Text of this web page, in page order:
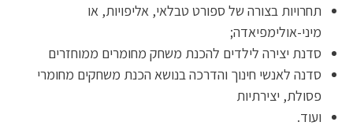
תחרויות בצורה של ספורט טבלאי, אליפויות, או
מיני-אולימפיאדה;
סדנת יצירה לילדים להכנת משחק מחומרים ממוחזרים
סדנה לאנשי חינוך והדרכה בנושא הכנת משחקים מחומרי
פסולת, יצירתיות
ועוד.